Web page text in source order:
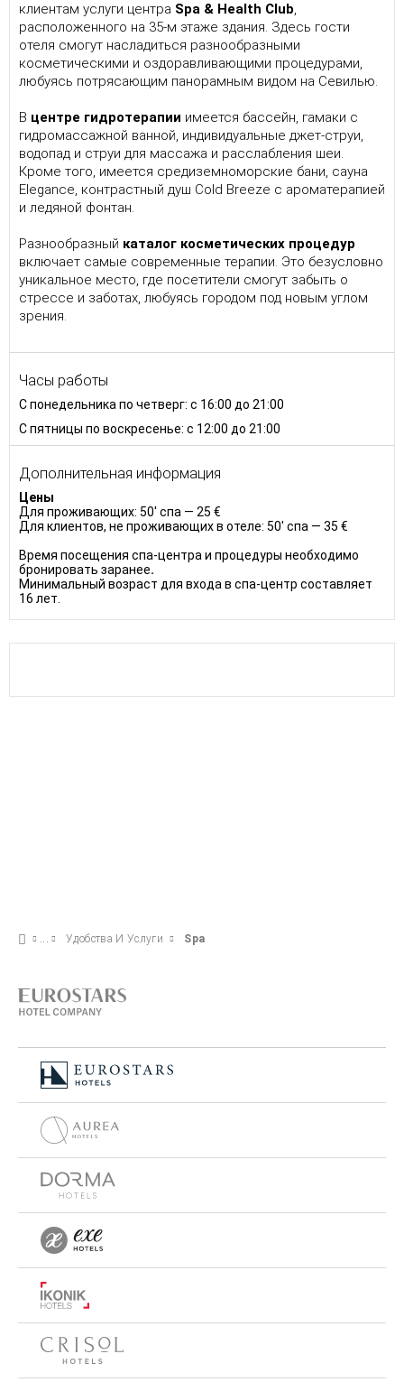
клиентам услуги центра Spa & Health Club,
расположенного на 35-м этаже здания. Здесь гости
отеля смогут насладиться разнообразными
косметическими и оздоравливающими процедурами,
любуясь потрясающим панорамным видом на Севилью.
В центре гидротерапии имеется бассейн, гамаки с
гидромассажной ванной, индивидуальные джет-струи,
водопад и струи для массажа и расслабления шеи.
Кроме того, имеется средиземноморские бани, сауна
Elegance, контрастный душ Cold Breeze с ароматерапией
и ледяной фонтан.
Разнообразный каталог косметических процедур
включает самые современные терапии. Это безусловно
уникальное место, где посетители смогут забыть о
стрессе и заботах, любуясь городом под новым углом
зрения.
Часы работы
С понедельника по четверг: с 16:00 до 21:00
С пятницы по воскресенье: с 12:00 до 21:00
Дополнительная информация
Цены
Для проживающих: 50' спа — 25 €
Для клиентов, не проживающих в отеле: 50' спа — 35 €
Время посещения спа-центра и процедуры необходимо
бронировать заранее.
Минимальный возраст для входа в спа-центр составляет
16 лет.
Удобства И Услуги Spa